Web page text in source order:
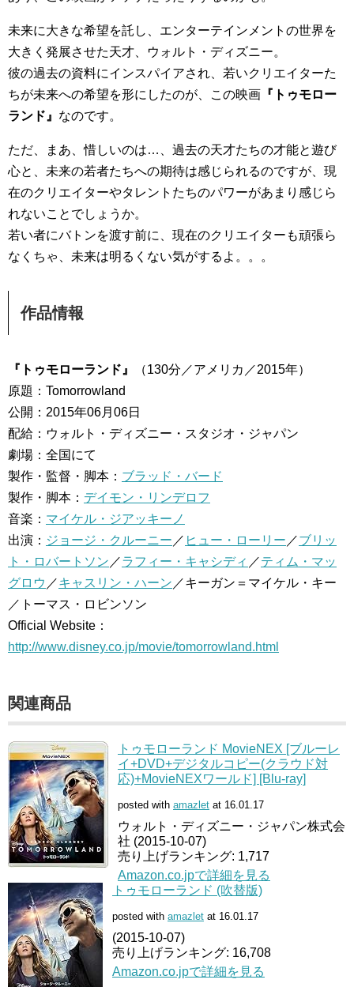
未来に大きな希望を託し、エンターテインメントの世界を
大きく発展させた天才、ウォルト・ディズニー。
彼の過去の資料にインスパイアされ、若いクリエイターた
ちが未来への希望を形にしたのが、この映画 『トゥモロー
ランド』 なのです。
ただ、まあ、惜しいのは…、過去の天才たちの才能と遊び
心と、未来の若者たちへの期待は感じられるのですが、現
在のクリエイターやタレントたちのパワーがあまり感じら
れないことでしょうか。
若い者にバトンを渡す前に、現在のクリエイターも頑張ら
なくちゃ、未来は明るくない気がするよ。。。
作品情報
『トゥモローランド』
（130分／アメリカ／2015年）
原題：Tomorrowland
公開：2015年06月06日
配給：ウォルト・ディズニー・スタジオ・ジャパン
劇場：全国にて
製作・監督・脚本： ブラッド・バード
製作・脚本： デイモン・リンデロフ
音楽： マイケル・ジアッキーノ
出演： ジョージ・クルーニー ／ ヒュー・ローリー ／ブリッ
ト・ロバートソン ／ラフィー・キャシディ ／ティム・マッ
グロウ ／キャスリン・ハーン ／キーガン＝マイケル・キー
／トーマス・ロビンソン
Official Website：
http://www.disney.co.jp/movie/tomorrowland.html
関連商品
トゥモローランド MovieNEX [ブルーレ
イ+DVD+デジタルコピー(クラウド対
応)+MovieNEXワールド] [Blu-ray]
posted with amazlet at 16.01.17
ウォルト・ディズニー・ジャパン株式会
社 (2015-10-07)
売り上げランキング: 1,717
Amazon.co.jpで詳細を見る
トゥモローランド (吹替版)
posted with amazlet at 16.01.17
(2015-10-07)
売り上げランキング: 16,708
Amazon.co.jpで詳細を見る